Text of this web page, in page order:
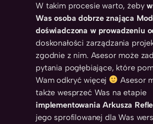
W takim procesie warto, żeby
Was osoba dobrze znająca
doświadczona w prowadzeniu
doskonałości zarządzania
zgodnie z nim. Asesor może
pytania pogłębiające, które
Wam odkryć więcej
Asesor
także wesprzeć Was na etapie
implementowania Arkusza
jego sprofilowanej dla Was